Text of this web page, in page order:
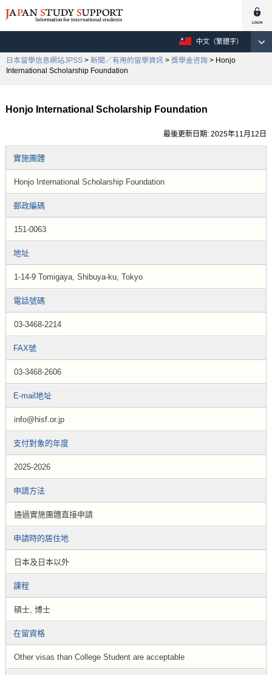
中文（繁體字）
日本留學信息網站JPSS > 新聞／有用的留學資訊 > 獎學金咨詢 > Honjo
International Scholarship Foundation
Honjo International Scholarship Foundation
最後更新日期: 2025年11月12日
實施團體
Honjo International Scholarship Foundation
郵政編碼
151-0063
地址
1-14-9 Tomigaya, Shibuya-ku, Tokyo
電話號碼
03-3468-2214
FAX號
03-3468-2606
E-mail地址
info@hisf.or.jp
支付對象的年度
2025-2026
申請方法
通過實施團體直接申請
申請時的居住地
日本及日本以外
課程
碩士, 博士
在留資格
Other visas than College Student are acceptable